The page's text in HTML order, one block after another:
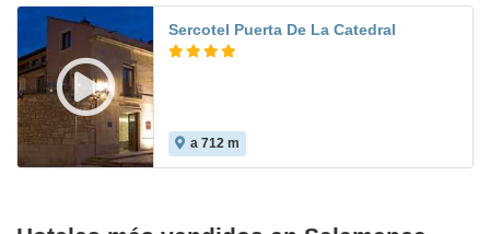
Sercotel Puerta De La Catedral
a 712 m